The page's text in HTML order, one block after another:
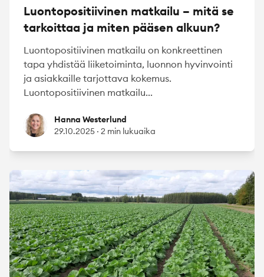
Luontopositiivinen matkailu – mitä se
tarkoittaa ja miten pääsen alkuun?
Luontopositiivinen matkailu on konkreettinen
tapa yhdistää liiketoiminta, luonnon hyvinvointi
ja asiakkaille tarjottava kokemus.
Luontopositiivinen matkailu...
Hanna Westerlund
Hanna Westerlund
29.10.2025 · 2 min lukuaika